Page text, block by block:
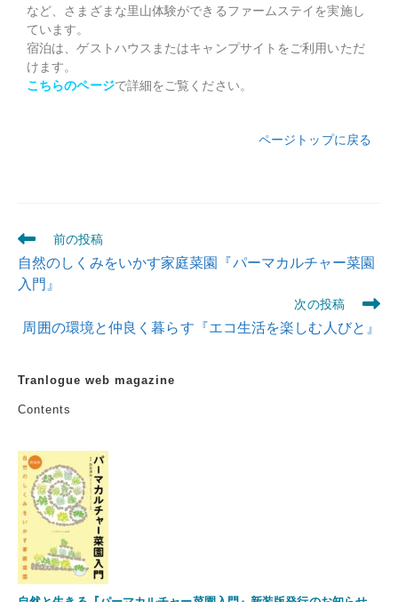
など、さまざまな里山体験ができるファームステイを実施し
ています。
宿泊は、ゲストハウスまたはキャンプサイトをご利用いただ
けます。
こちらのページで詳細をご覧ください。
ページトップに戻る
前の投稿
自然のしくみをいかす家庭菜園『パーマカルチャー菜園
入門』
次の投稿
周囲の環境と仲良く暮らす『エコ生活を楽しむ人びと』
Tranlogue web magazine
Contents